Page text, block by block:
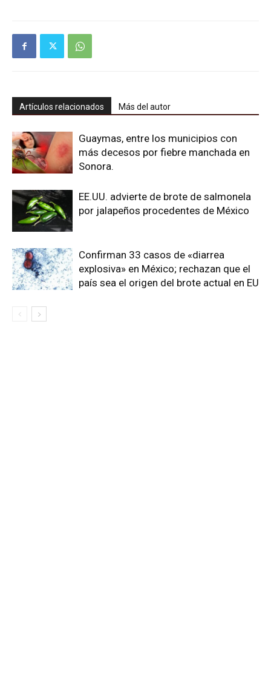
Artículos relacionados Más del autor
Guaymas, entre los municipios con
más decesos por fiebre manchada en
Sonora.
EE.UU. advierte de brote de salmonela
por jalapeños procedentes de México
Confirman 33 casos de «diarrea
explosiva» en México; rechazan que el
país sea el origen del brote actual en EU